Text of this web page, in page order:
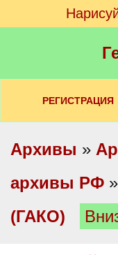
РЕГИСТРАЦИЯ
Архивы »
архивы РФ »
(ГАКО)